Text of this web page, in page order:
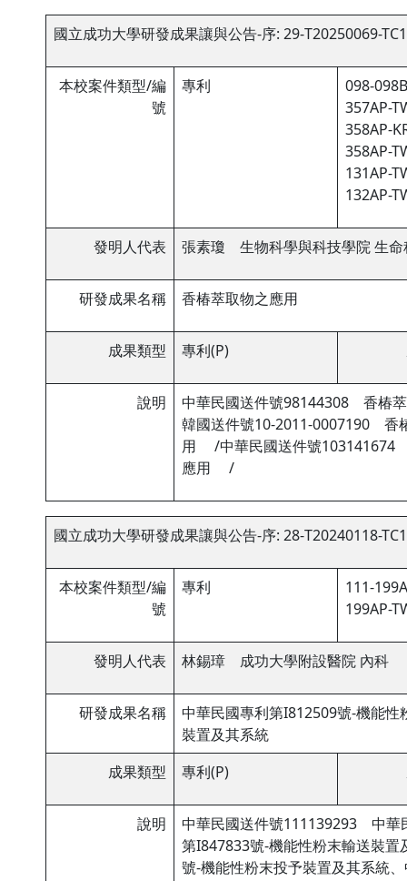
國立成功大學研發成果讓與公告-序: 29-T20250069-TC1
本校案件類型/編
號
專利
098-
357AP-
358AP-
358AP-
131AP-
132AP-
發明人代表 張素瓊 生物科學與科技學院 生命
研發成果名稱 香椿萃取物之應用
成果類型 專利(P)
說明
中華民國送件號98144308 香
韓國送件號10-2011-0007190
用 /中華民國送件號103141674
應用 /
國立成功大學研發成果讓與公告-序: 28-T20240118-TC1
本校案件類型/編
號
專利
111-
199AP-
發明人代表 林錫璋 成功大學附設醫院 內科
研發成果名稱
中華民國專利第I812509號-機能
裝置及其系統
成果類型
專利(P)
說明
中華民國送件號111139293 中華
第I847833號-機能性粉末輸送裝
號-機能性粉末投予裝置及其系統